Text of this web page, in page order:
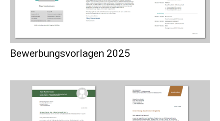
Bewerbungsvorlagen 2025